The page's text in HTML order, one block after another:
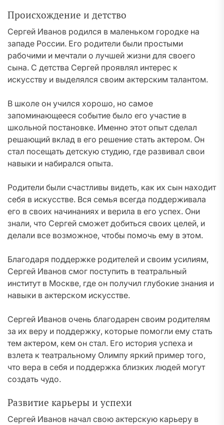
Происхождение и детство
Сергей Иванов родился в маленьком городке на
западе России. Его родители были простыми
рабочими и мечтали о лучшей жизни для своего
сына. С детства Сергей проявлял интерес к
искусству и выделялся своим актерским талантом.
В школе он учился хорошо, но самое
запоминающееся событие было его участие в
школьной постановке. Именно этот опыт сделал
решающий вклад в его решение стать актером. Он
стал посещать детскую студию, где развивал свои
навыки и набирался опыта.
Родители были счастливы видеть, как их сын находит
себя в искусстве. Вся семья всегда поддерживала
его в своих начинаниях и верила в его успех. Они
знали, что Сергей сможет добиться своих целей, и
делали все возможное, чтобы помочь ему в этом.
Благодаря поддержке родителей и своим усилиям,
Сергей Иванов смог поступить в театральный
институт в Москве, где он получил глубокие знания и
навыки в актерском искусстве.
Сергей Иванов очень благодарен своим родителям
за их веру и поддержку, которые помогли ему стать
тем актером, кем он стал. Его история успеха и
взлета к театральному Олимпу яркий пример того,
что вера в себя и поддержка близких людей могут
создать чудо.
Развитие карьеры и успехи
Сергей Иванов начал свою актерскую карьеру в